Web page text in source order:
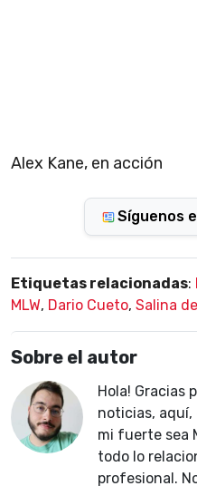
Alex Kane, en acción
Síguenos
Etiquetas relacionadas:
MLW, Dario Cueto, Salina
Sobre el autor
Hola! Gracias
noticias, aquí,
mi fuerte sea
todo lo
profesional.